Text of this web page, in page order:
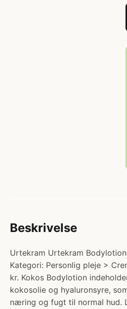
Beskrivelse
Urtekram Urtekram
Kategori: Personlig pleje >
kr. Kokos Bodylotion
kokosolie og hyaluronsyre,
næring og fugt til normal hud.